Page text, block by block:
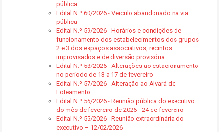
pública
Edital N.º 60/2026 - Veiculo abandonado na via
pública
Edital N.º 59/2026 - Horários e condições de
funcionamento dos estabelecimentos dos grupos
2 e 3 dos espaços associativos, recintos
improvisados e de diversão provisória
Edital N.º 58/2026 - Alterações ao estacionamento
no período de 13 a 17 de fevereiro
Edital N.º 57/2026 - Alteração ao Alvará de
Loteamento
Edital N.º 56/2026 - Reunião pública do executivo
do mês de fevereiro de 2026 - 24 de fevereiro
Edital N.º 55/2026 - Reunião extraordinária do
executivo – 12/02/2026